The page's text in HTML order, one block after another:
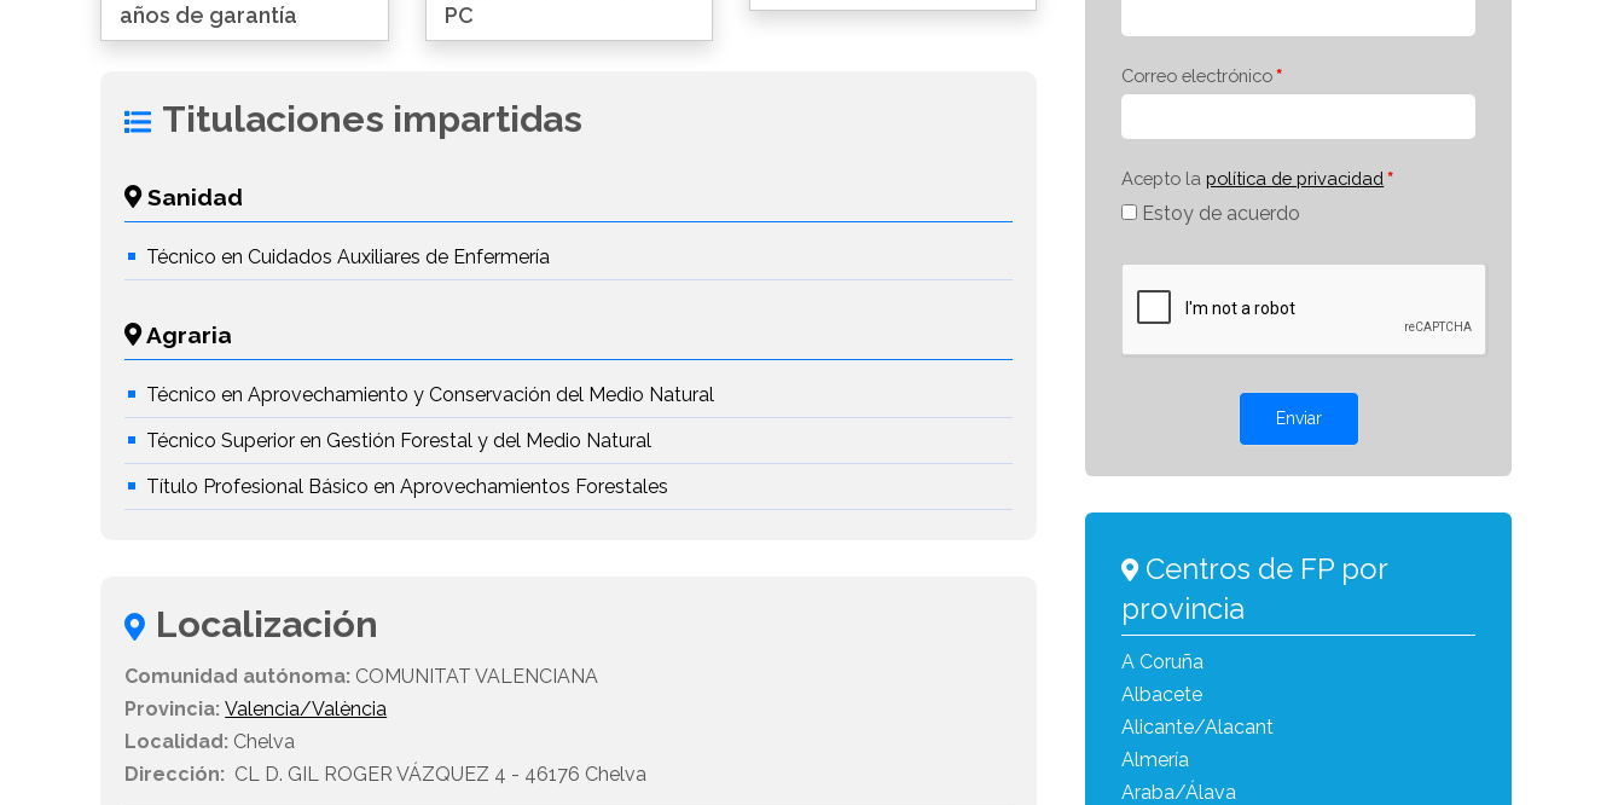
años de garantía
PC
Titulaciones impartidas
Sanidad
Técnico en Cuidados Auxiliares de Enfermería
Agraria
Técnico en Aprovechamiento y Conservación del Medio Natural
Técnico Superior en Gestión Forestal y del Medio Natural
Título Profesional Básico en Aprovechamientos Forestales
Localización
Comunidad autónoma: COMUNITAT VALENCIANA
Provincia: Valencia/València
Localidad: Chelva
Dirección: CL D. GIL ROGER VÁZQUEZ 4 - 46176 Chelva
Correo electrónico
Acepto la política de privacidad
Estoy de acuerdo
Enviar
Centros de FP por
provincia
A Coruña
Albacete
Alicante/Alacant
Almería
Araba/Álava